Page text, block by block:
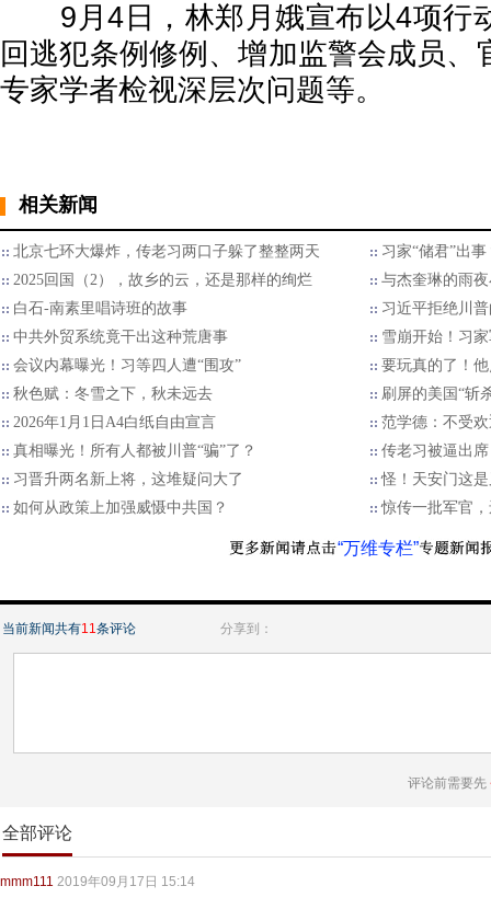
9月4日，林郑月娥宣布以4项行
回逃犯条例修例、增加监警会成员、
专家学者检视深层次问题等。
相关新闻
北京七环大爆炸，传老习两口子躲了整整两天
习家“储君”出
2025回国（2），故乡的云，还是那样的绚烂
与杰奎琳的雨
白石-南素里唱诗班的故事
习近平拒绝川普
中共外贸系统竟干出这种荒唐事
雪崩开始！习
会议内幕曝光！习等四人遭“围攻”
要玩真的了！
秋色赋：冬雪之下，秋未远去
刷屏的美国“斩
2026年1月1日A4白纸自由宣言
范学德：不受
真相曝光！所有人都被川普“骗”了？
传老习被逼出
习晋升两名新上将，这堆疑问大了
怪！天安门这
如何从政策上加强威慑中共国？
惊传一批军官
“万维专栏”
当前新闻共有11条评论 分享到：
评论前需要先
全部评论
mmm111 2019年09月17日 15:14